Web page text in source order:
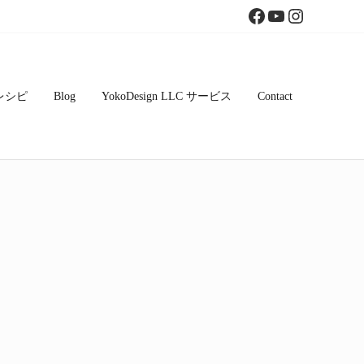
Facebook
YouTube
Instagram
シピ Blog YokoDesign LLC サービス Contact